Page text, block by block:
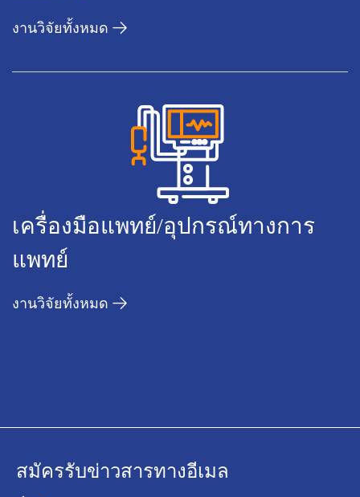
งานวิจัยทั้งหมด
เครื่องมือแพทย์/อุปกรณ์ทางการ
แพทย์
งานวิจัยทั้งหมด
สมัครรับข่าวสารทางอีเมล